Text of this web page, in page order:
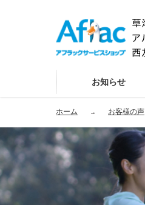
お知らせ
ホーム お客様の声